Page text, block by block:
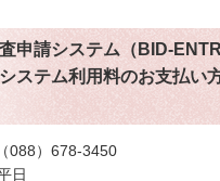
申請システム（BID-
ステム利用料のお支払い
088）678-3450
日